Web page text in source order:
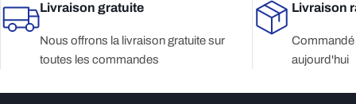
Livraison gratuite
Nous offrons la livraison gratuite sur
toutes les commandes
Livraison
aujourd'hui